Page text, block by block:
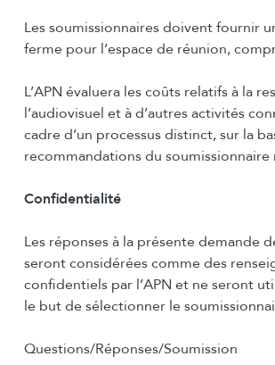
Les soumissionnaires doivent fournir
ferme pour l’espace de réunion,
L’APN évaluera les coûts relatifs à la
l’audiovisuel et à d’autres activités
cadre d’un processus distinct, sur la
recommandations du soumissionnaire
Confidentialité
Les réponses à la présente demande
seront considérées comme des
confidentiels par l’APN et ne seront
le but de sélectionner le
Questions/Réponses/Soumission